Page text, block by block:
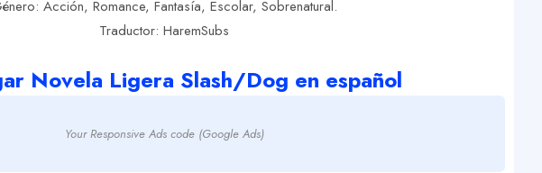
Acción, Romance, Fantasía, Escolar, Sobrenatural.
Traductor: HaremSubs
Novela Ligera Slash/Dog en español
Your Responsive Ads code (Google Ads)